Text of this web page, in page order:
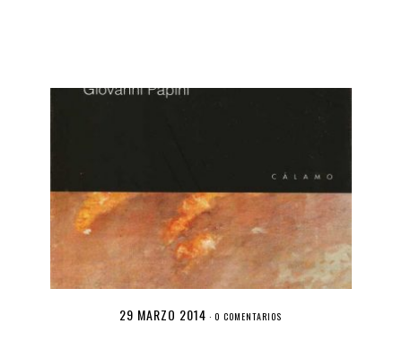
29 MARZO 2014 ·0 COMENTARIOS